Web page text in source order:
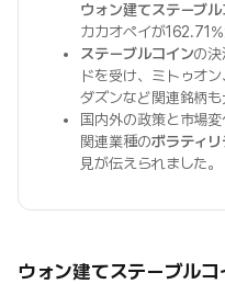
ウォン建てステーブ
カカオペイが162.71%
ステーブルコインの
ドを受け、ミトゥオン
ダズンなど関連銘柄も
国内外の政策と市場変
関連業種のボラティ
見が伝えられました。
ウォン建てステーブルコ